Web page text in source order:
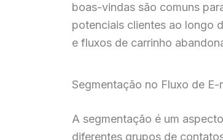
boas-vindas são comuns
potenciais clientes ao longo
e fluxos de carrinho
Segmentação no Fluxo de E-
A segmentação é um
diferentes grupos de